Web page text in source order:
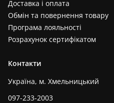
Доставка і оплата
Обмін та повернення товару
Програма лояльності
Розрахунок сертифікатом
Контакти
Україна, м. Хмельницький
097-233-2003